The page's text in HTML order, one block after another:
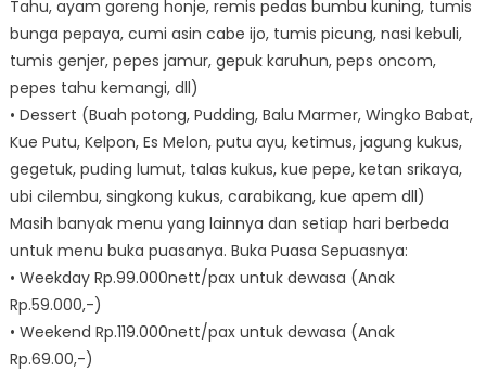
Tahu, ayam goreng honje, remis pedas bumbu kuning, tumis
bunga pepaya, cumi asin cabe ijo, tumis picung, nasi kebuli,
tumis genjer, pepes jamur, gepuk karuhun, peps oncom,
pepes tahu kemangi, dll)
• Dessert (Buah potong, Pudding, Balu Marmer, Wingko Babat,
Kue Putu, Kelpon, Es Melon, putu ayu, ketimus, jagung kukus,
gegetuk, puding lumut, talas kukus, kue pepe, ketan srikaya,
ubi cilembu, singkong kukus, carabikang, kue apem dll)
Masih banyak menu yang lainnya dan setiap hari berbeda
untuk menu buka puasanya. Buka Puasa Sepuasnya:
• Weekday Rp.99.000nett/pax untuk dewasa (Anak
Rp.59.000,-)
• Weekend Rp.119.000nett/pax untuk dewasa (Anak
Rp.69.00,-)